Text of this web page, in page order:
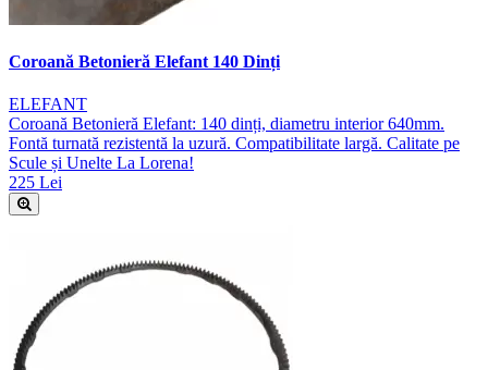
Coroană Betonieră Elefant 140 Dinți
ELEFANT
Coroană Betonieră Elefant: 140 dinți, diametru interior 640mm.
Fontă turnată rezistentă la uzură. Compatibilitate largă. Calitate pe
Scule și Unelte La Lorena!
225 Lei